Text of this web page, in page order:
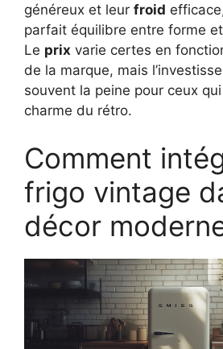
généreux et leur froid
parfait équilibre entre forme
Le prix varie certes en
de la marque, mais
souvent la peine pour ceux
charme du rétro.
Comment
frigo vintage
décor